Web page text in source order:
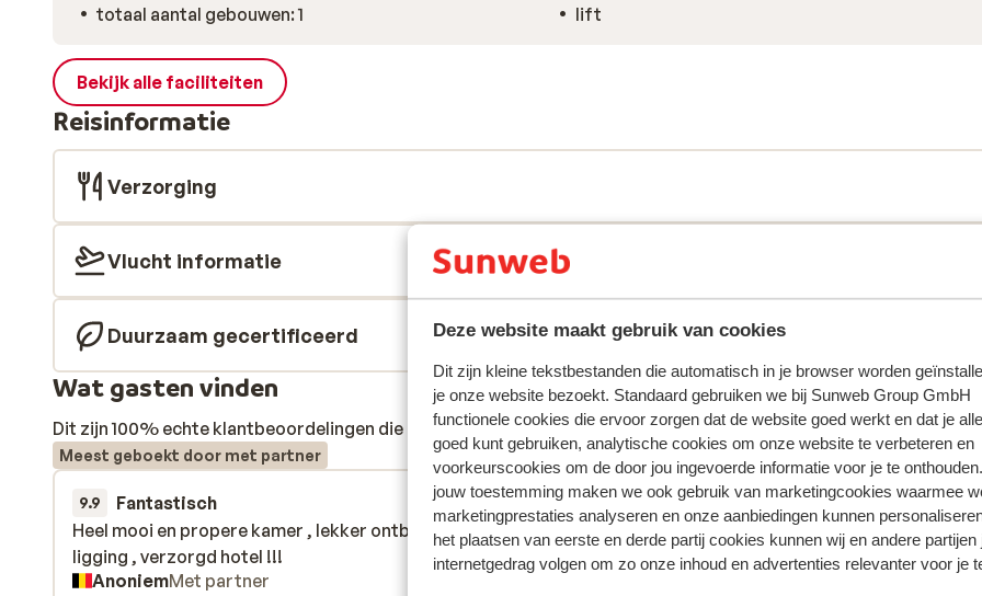
Deze website maakt gebruik van cookies
Dit zijn kleine tekstbestanden die automatisch in je browser worden
je onze website bezoekt. Standaard gebruiken we bij Sunweb Group GmbH
functionele cookies die ervoor zorgen dat de website goed werkt en dat je
goed kunt gebruiken, analytische cookies om onze website te verbeteren en
voorkeurscookies om de door jou ingevoerde informatie voor je te
jouw toestemming maken we ook gebruik van marketingcookies waarmee
marketingprestaties analyseren en onze aanbiedingen kunnen
het plaatsen van eerste en derde partij cookies kunnen wij en andere partijen
internetgedrag volgen om zo onze inhoud en advertenties relevanter voor je
totaal aantal gebouwen: 1
lift
Bekijk alle faciliteiten
Reisinformatie
Verzorging
Vlucht informatie
Duurzaam gecertificeerd
Wat gasten vinden
Dit zijn 100% echte klantbeoordelingen die hun ervaring met ons product oprecht weergeven.Meer over reviews
Meest geboekt door met partner
9.9 Fantastisch
20 sep. 2023
Heel mooi en propere kamer , lekker ontbijt ,Goede
ligging , verzorgd hotel !!!
Heel mooi en propere kamer , lekker ontbijt ,Goede
ligging , verzorgd hotel !!!
AnoniemMet partner